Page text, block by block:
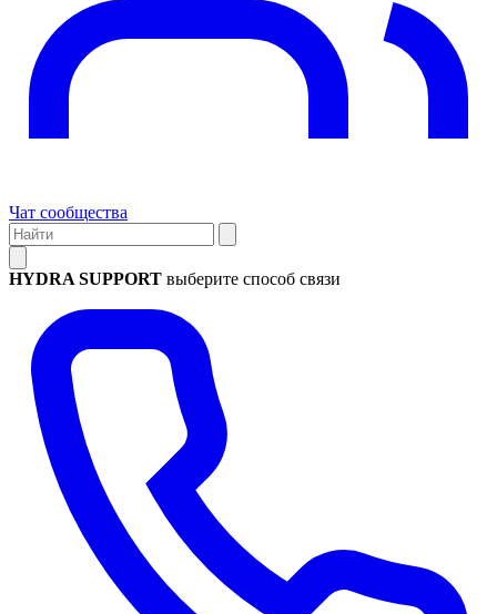
Чат сообщества
HYDRA SUPPORT выберите способ связи